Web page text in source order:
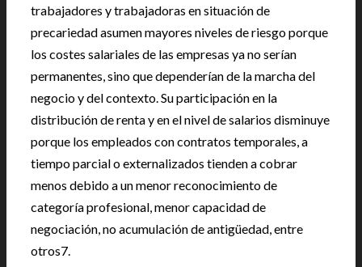
trabajadores y trabajadoras en situación de
precariedad asumen mayores niveles de riesgo porque
los costes salariales de las empresas ya no serían
permanentes, sino que dependerían de la marcha del
negocio y del contexto. Su participación en la
distribución de renta y en el nivel de salarios disminuye
porque los empleados con contratos temporales, a
tiempo parcial o externalizados tienden a cobrar
menos debido a un menor reconocimiento de
categoría profesional, menor capacidad de
negociación, no acumulación de antigüedad, entre
otros7.